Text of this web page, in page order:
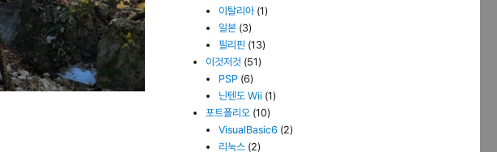
이탈리아 (1)
일본 (3)
필리핀 (13)
이것저것 (51)
PSP (6)
닌텐도 Wii (1)
포트폴리오 (10)
VisualBasic6 (2)
리눅스 (2)